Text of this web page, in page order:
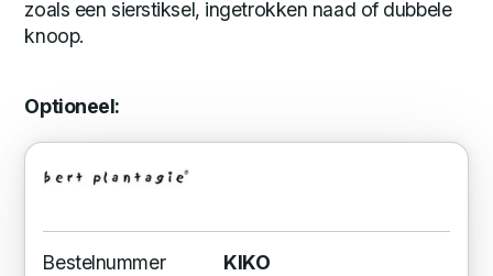
zoals een sierstiksel, ingetrokken naad of dubbele
knoop.
Optioneel:
Bestelnummer
KIKO